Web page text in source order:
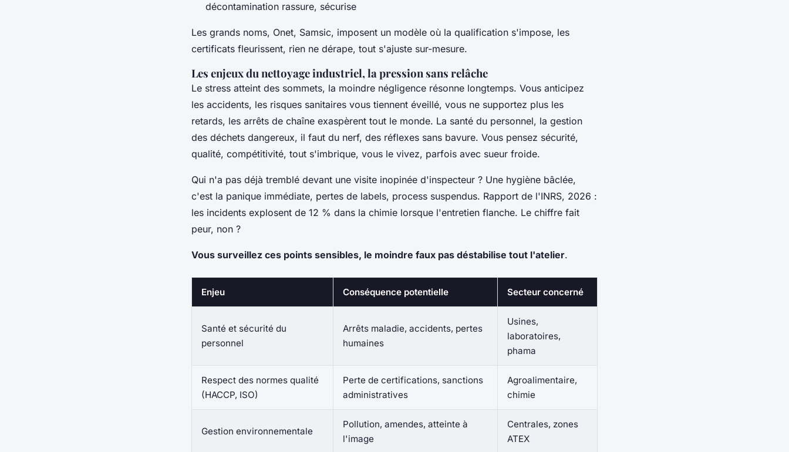
décontamination rassure, sécurise
Les grands noms, Onet, Samsic, imposent un modèle où la qualification s'impose, les
certificats fleurissent, rien ne dérape, tout s'ajuste sur-mesure.
Les enjeux du nettoyage industriel, la pression sans relâche
Le stress atteint des sommets, la moindre négligence résonne longtemps. Vous anticipez
les accidents, les risques sanitaires vous tiennent éveillé, vous ne supportez plus les
retards, les arrêts de chaîne exaspèrent tout le monde. La santé du personnel, la gestion
des déchets dangereux, il faut du nerf, des réflexes sans bavure. Vous pensez sécurité,
qualité, compétitivité, tout s'imbrique, vous le vivez, parfois avec sueur froide.
Qui n'a pas déjà tremblé devant une visite inopinée d'inspecteur ? Une hygiène bâclée,
c'est la panique immédiate, pertes de labels, process suspendus. Rapport de l'INRS, 2026 :
les incidents explosent de 12 % dans la chimie lorsque l'entretien flanche. Le chiffre fait
peur, non ?
Vous surveillez ces points sensibles, le moindre faux pas déstabilise tout l'atelier.
Enjeu Conséquence potentielle Secteur concerné
Santé et sécurité du
personnel
Arrêts maladie, accidents, pertes
humaines
Usines,
laboratoires,
phama
Respect des normes qualité
(HACCP, ISO)
Perte de certifications, sanctions
administratives
Agroalimentaire,
chimie
Gestion environnementale
Pollution, amendes, atteinte à
l'image
Centrales, zones
ATEX